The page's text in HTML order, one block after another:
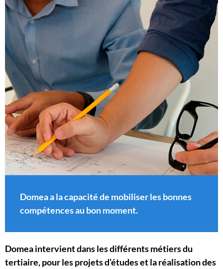
Domea a la capacité de mobiliser les bonnes
compétences au bon moment.
Domea intervient dans les différents métiers du
tertiaire, pour les projets d’études et la réalisation des